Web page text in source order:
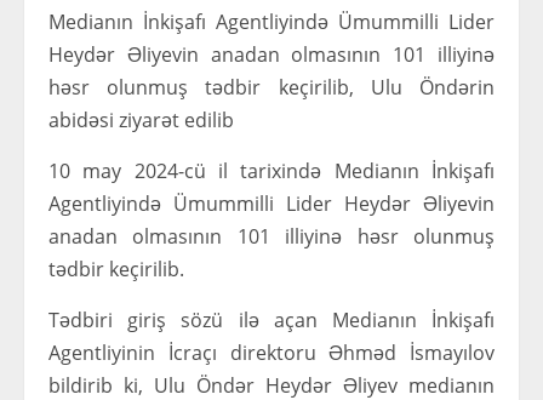
Medianın İnkişafı Agentliyində Ümummilli Lider
Heydər Əliyevin anadan olmasının 101 illiyinə
həsr olunmuş tədbir keçirilib, Ulu Öndərin
abidəsi ziyarət edilib
10 may 2024-cü il tarixində Medianın İnkişafı
Agentliyində Ümummilli Lider Heydər Əliyevin
anadan olmasının 101 illiyinə həsr olunmuş
tədbir keçirilib.
Tədbiri giriş sözü ilə açan Medianın İnkişafı
Agentliyinin İcraçı direktoru Əhməd İsmayılov
bildirib ki, Ulu Öndər Heydər Əliyev medianın